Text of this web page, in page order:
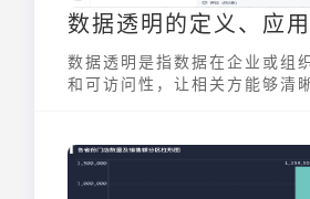
数据透明的定义、应
数据透明是指数据在企业或组
和可访问性，让相关方能够清
织，其数据流程、数据质量和
到充分的保障。